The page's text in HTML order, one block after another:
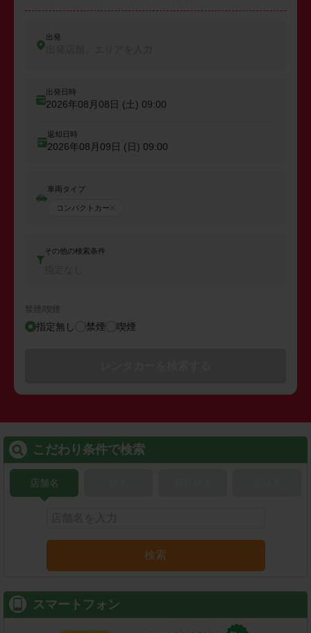
出発
出発日時
2026年08月08日 (土) 09:00
返却日時
2026年08月09日 (日) 09:00
車両タイプ
コンパクトカー
その他の検索条件
禁煙/喫煙
指定無し 禁煙 喫煙
こだわり条件で検索
店舗名
検索
スマートフォン